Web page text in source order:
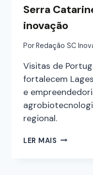
Serra
inovação
PorRedação SC
Visitas de
fortalecem
e
regional.
LER MAIS